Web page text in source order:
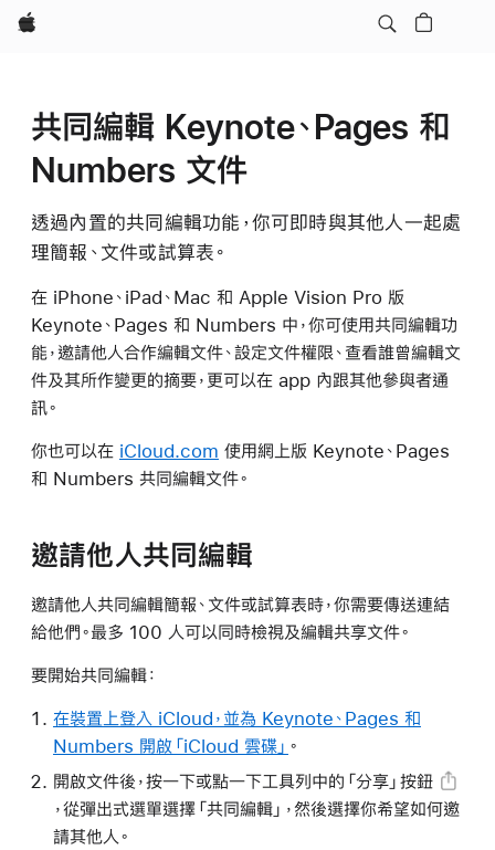
Apple
共同編輯 Keynote、Pages 和
Numbers 文件
透過內置的共同編輯功能，你可即時與其他人一起處
理簡報、文件或試算表。
在 iPhone、iPad、Mac 和 Apple Vision Pro 版
Keynote、Pages 和 Numbers 中，你可使用共同編輯功
能，邀請他人合作編輯文件、設定文件權限、查看誰曾編輯文
件及其所作變更的摘要，更可以在 app 內跟其他參與者通
訊。
你也可以在 iCloud.com 使用網上版 Keynote、Pages
和 Numbers 共同編輯文件。
邀請他人共同編輯
邀請他人共同編輯簡報、文件或試算表時，你需要傳送連結
給他們。最多 100 人可以同時檢視及編輯共享文件。
要開始共同編輯：
在裝置上登入 iCloud，並為 Keynote、Pages 和
Numbers 開啟「iCloud 雲碟」 。
開啟文件後，按一下或點一下工具列中的 「分享」按鈕
，從彈出式選單選擇「共同編輯」，然後選擇你希望如何邀
請其他人。